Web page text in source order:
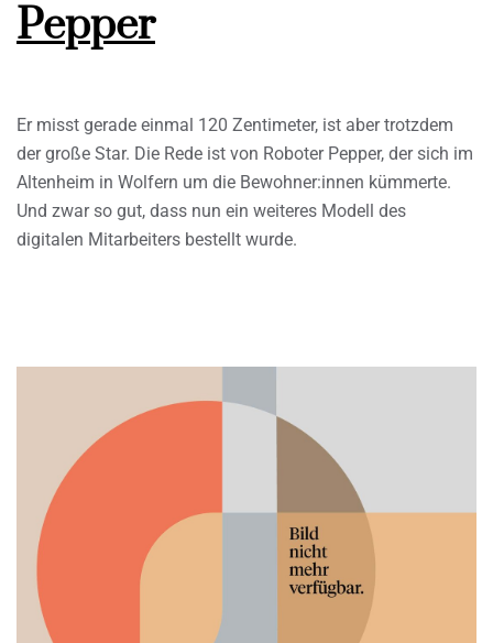
Pepper
Er misst gerade einmal 120 Zentimeter, ist aber trotzdem
der große Star. Die Rede ist von Roboter Pepper, der sich im
Altenheim in Wolfern um die Bewohner:innen kümmerte.
Und zwar so gut, dass nun ein weiteres Modell des
digitalen Mitarbeiters bestellt wurde.